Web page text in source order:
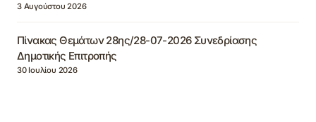
3 Αυγούστου 2026
Πίνακας Θεμάτων 28ης/28-07-2026 Συνεδρίασης
Δημοτικής Επιτροπής
30 Ιουλίου 2026